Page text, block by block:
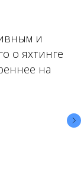
и
о яхтинге
на